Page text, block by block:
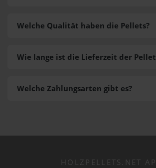
Welche Zahlungsarten gibt es?
Welche Qualität haben die Pellets?
Wie lange ist die Lieferzeit der
HOLZPELLETS.NET